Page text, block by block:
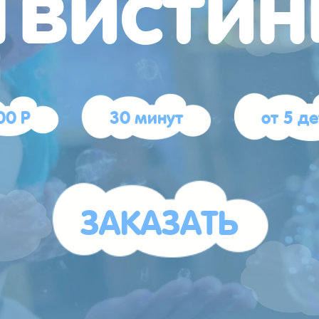
Р 30 минут от 5
ЗАКАЗАТЬ